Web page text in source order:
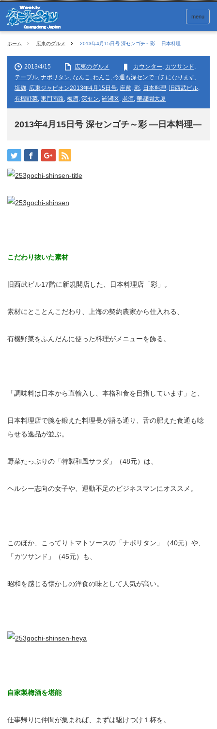
menu
ホーム 広東のグルメ 2013年4月15日号 深センゴチ～彩 ―日本料理―
2013/4/15 広東のグルメ カウンター, カツサンド,
テーブル, ナポリタン, なんこ , わんこ , 今週も深センでゴチになります,
塩麹, 広東ジャピオン2013年4月15日号, 座敷, 彩, 日本料理, 旧西武ビル,
有機野菜, 東門南路, 梅酒, 深セン, 羅湖区, 老酒, 華都園大厦
2013年4月15日号 深センゴチ～彩 ―日本料理―
こだわり抜いた素材
旧西武ビル17階に新規開店した、日本料理店「彩」。
素材にとことんこだわり、上海の契約農家から仕入れる、
有機野菜をふんだんに使った料理がメニューを飾る。
「調味料は日本から直輸入し、本格和食を目指しています」と、
日本料理店で腕を鍛えた料理長が語る通り、舌の肥えた食通も唸
らせる逸品が並ぶ。
野菜たっぷりの「特製和風サラダ」（48元）は、
ヘルシー志向の女子や、運動不足のビジネスマンにオススメ。
このほか、こってりトマトソースの「ナポリタン」（40元）や、
「カツサンド」（45元）も、
昭和を感じる懐かしの洋食の味として人気が高い。
自家製梅酒を堪能
仕事帰りに仲間が集まれば、まずは駆けつけ１杯を。